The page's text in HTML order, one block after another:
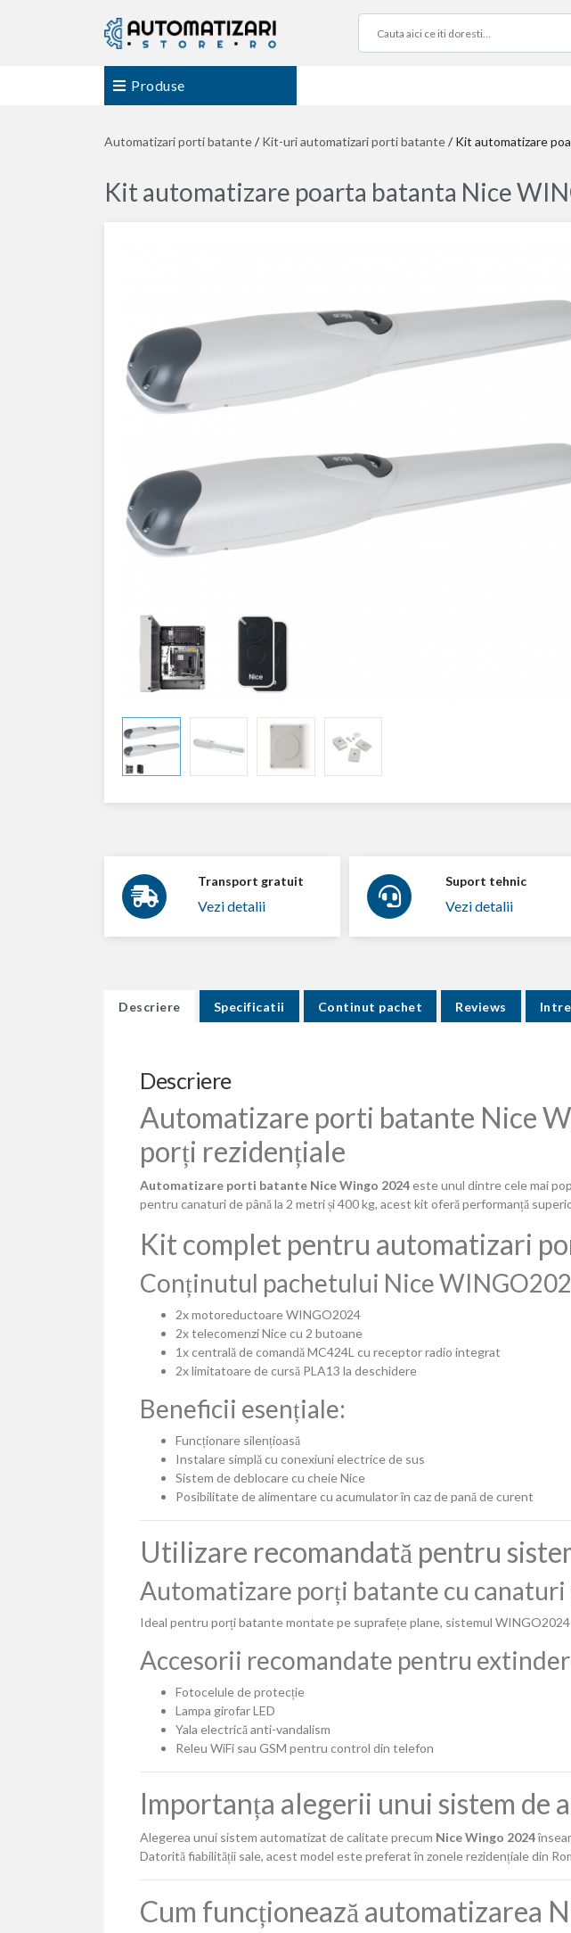
Produse
Automatizari porti batante/Kit-uri automatizari porti batante/Kit automatizare
Kit automatizare poarta batanta Nice
Transport gratuit
Vezi detalii
Suport tehnic
Vezi detalii
Descriere Specificatii Continut pachet Reviews
Descriere
Automatizare porti batante Nice
porți rezidențiale
Automatizare porti batante Nice Wingo 2024este unul dintre cele mai
pentru canaturi de până la 2 metri și 400 kg, acest kit oferă performanță
Kit complet pentru automatizari
Conținutul pachetului Nice
2x motoreductoare WINGO2024
2x telecomenzi Nice cu 2 butoane
1x centrală de comandă MC424L cu receptor radio integrat
2x limitatoare de cursă PLA13 la deschidere
Beneficii esențiale:
Funcționare silențioasă
Instalare simplă cu conexiuni electrice de sus
Sistem de deblocare cu cheie Nice
Posibilitate de alimentare cu acumulator în caz de pană de curent
Utilizare recomandată pentru
Automatizare porți batante cu canaturi
Ideal pentru porți batante montate pe suprafețe plane, sistemul
Accesorii recomandate pentru
Fotocelule de protecție
Lampa girofar LED
Yala electrică anti-vandalism
Releu WiFi sau GSM pentru control din telefon
Importanța alegerii unui sistem
Alegerea unui sistem automatizat de calitate precum Nice Wingo 2024
Datorită fiabilității sale, acest model este preferat în zonele rezidențiale din
Cum funcționează automatizarea